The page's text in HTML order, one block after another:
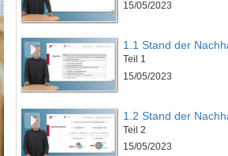
15/05/2023
Teil 1
15/05/2023
Teil 2
15/05/2023